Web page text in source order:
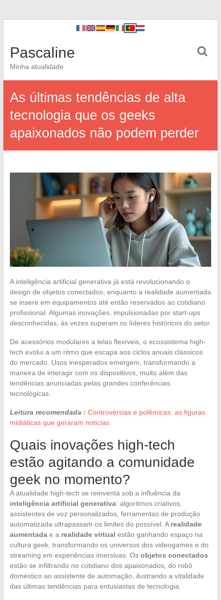
Pascaline
Minha atualidade
As últimas tendências de alta
tecnologia que os geeks
apaixonados não podem perder
A inteligência artificial generativa já está revolucionando o
design de objetos conectados, enquanto a realidade aumentada
se insere em equipamentos até então reservados ao cotidiano
profissional. Algumas inovações, impulsionadas por start-ups
desconhecidas, às vezes superam os líderes históricos do setor.
De acessórios modulares a telas flexíveis, o ecossistema high-
tech evolui a um ritmo que escapa aos ciclos anuais clássicos
do mercado. Usos inesperados emergem, transformando a
maneira de interagir com os dispositivos, muito além das
tendências anunciadas pelas grandes conferências
tecnológicas.
Leitura recomendada : Controvérsias e polêmicas: as figuras
midiáticas que geraram notícias
Quais inovações high-tech
estão agitando a comunidade
geek no momento?
A atualidade high-tech se reinventa sob a influência da
inteligência artificial generativa: algoritmos criativos,
assistentes de voz personalizados, ferramentas de produção
automatizada ultrapassam os limites do possível. A realidade
aumentadae a realidade virtual estão ganhando espaço na
cultura geek, transformando os universos dos videogames e do
streaming em experiências imersivas. Os objetos conectados
estão se infiltrando no cotidiano dos apaixonados, do robô
doméstico ao assistente de automação, ilustrando a vitalidade
das últimas tendências para entusiastas de tecnologia.